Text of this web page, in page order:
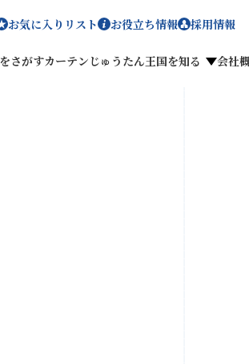
お気に入りリスト お役立ち情報 採用情報
さがすカーテンじゅうたん王国を知る 会社